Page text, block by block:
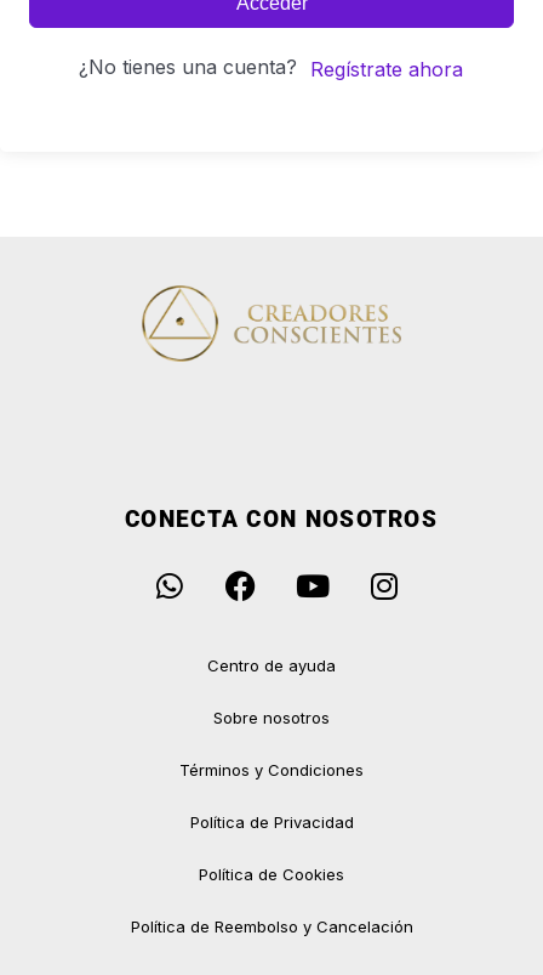
¿No tienes una cuenta? Regístrate ahora
CONECTA CON NOSOTROS
Centro de ayuda
Sobre nosotros
Términos y Condiciones
Política de Privacidad
Política de Cookies
Política de Reembolso y Cancelación